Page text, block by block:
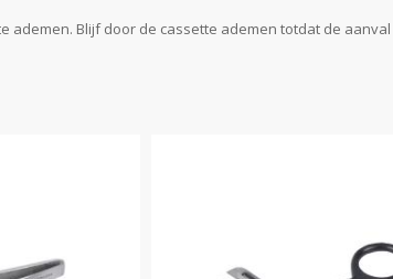
Blijf door de cassette ademen totdat de